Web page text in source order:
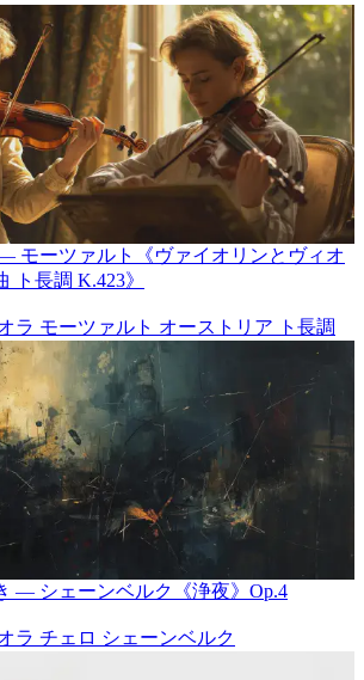
モーツァルト《ヴァイオリンとヴィオ
ト長調 K.423》
ラ モーツァルト オーストリア ト長調
― シェーンベルク《浄夜》Op.4
ラ チェロ シェーンベルク